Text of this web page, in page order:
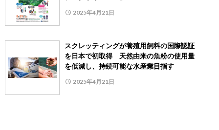
2025年4月21日
スクレッティングが養殖用飼料の国際認証
を日本で初取得 天然由来の魚粉の使用量
を低減し、持続可能な水産業目指す
2025年4月21日